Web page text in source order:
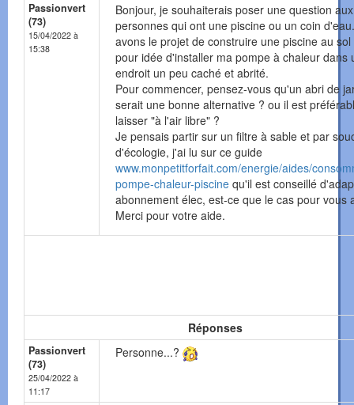
Passionvert
(73)
15/04/2022 à
15:38
Bonjour, je souhaiterais poser une question aux
personnes qui ont une piscine ou un coin
avons le projet de construire une piscine au
pour idée d'installer ma pompe à chaleur dans
endroit un peu caché et abrité.
Pour commencer, pensez-vous qu'un abri de
serait une bonne alternative ? ou il est
laisser "à l'air libre" ?
Je pensais partir sur un filtre à sable et par
d'écologie, j'ai lu sur ce guide
www.monpetitforfait.com/energie/aides/
pompe-chaleur-piscine qu'il est conseillé
abonnement élec, est-ce que le cas pour vous
Merci pour votre aide.
Réponses
Passionvert
(73)
25/04/2022 à
11:17
Personne...?